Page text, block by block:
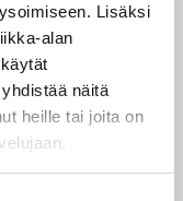
Lisäksi
alan
näitä
heille tai joita on
lyhyesti (max 3
osaamista.